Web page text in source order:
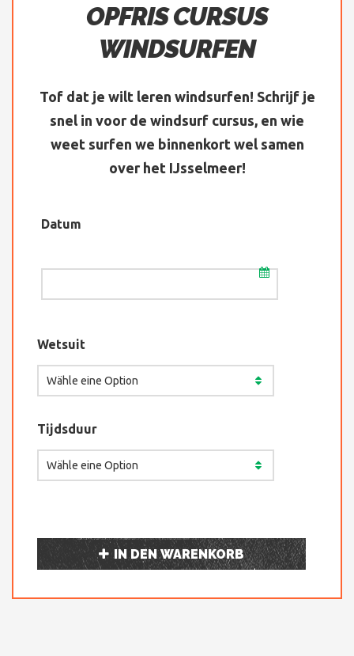
OPFRIS CURSUS
WINDSURFEN
Tof dat je wilt leren windsurfen! Schrijf je
snel in voor de windsurf cursus, en wie
weet surfen we binnenkort wel samen
over het IJsselmeer!
Datum
Wetsuit
Tijdsduur
IN DEN WARENKORB